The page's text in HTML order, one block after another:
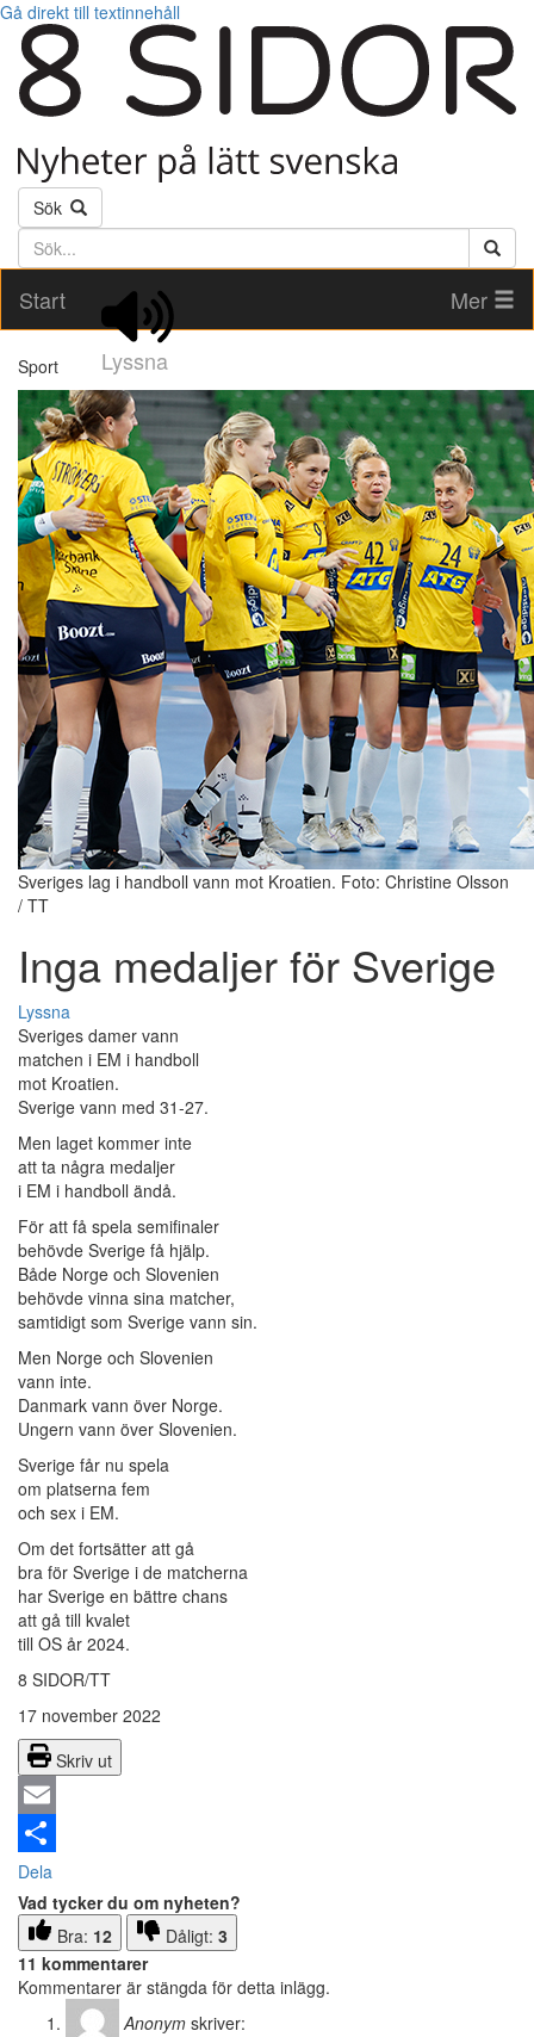
Gå direkt till textinnehåll
Sök
Söktext
Start
Lyssna
Mer
Sport
Sveriges lag i handboll vann mot Kroatien. Foto: Christine Olsson
/ TT
Inga medaljer för Sverige
Lyssna
Sveriges damer vann
matchen i EM i handboll
mot Kroatien.
Sverige vann med 31-27.
Men laget kommer inte
att ta några medaljer
i EM i handboll ändå.
För att få spela semifinaler
behövde Sverige få hjälp.
Både Norge och Slovenien
behövde vinna sina matcher,
samtidigt som Sverige vann sin.
Men Norge och Slovenien
vann inte.
Danmark vann över Norge.
Ungern vann över Slovenien.
Sverige får nu spela
om platserna fem
och sex i EM.
Om det fortsätter att gå
bra för Sverige i de matcherna
har Sverige en bättre chans
att gå till kvalet
till OS år 2024.
8 SIDOR/TT
17 november 2022
Skriv ut
Email
Dela
Vad tycker du om nyheten?
Bra: 12 Dåligt: 3
11 kommentarer
Kommentarer är stängda för detta inlägg.
Anonym skriver: